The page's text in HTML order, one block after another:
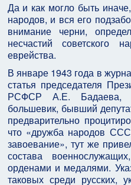
Да и как могло быть
народов, и вся его
внимание черни,
несчастий советского
еврейства.
В январе 1943 года в
статья председателя
РСФСР А.Е. Бадаева,
большевик, бывший
предварительно
что «дружба народов
завоевание», тут же
состава
орденами и медалями.
таковых среди русских,